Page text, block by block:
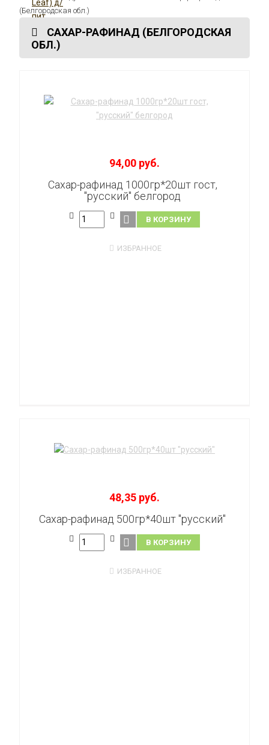
(Белгородская обл.)
САХАР-РАФИНАД (БЕЛГОРОДСКАЯ
ОБЛ.)
94,00 руб.
Сахар-рафинад 1000гр*20шт гост,
"русский" белгород
В КОРЗИНУ
ИЗБРАННОЕ
48,35 руб.
Сахар-рафинад 500гр*40шт "русский"
В КОРЗИНУ
ИЗБРАННОЕ